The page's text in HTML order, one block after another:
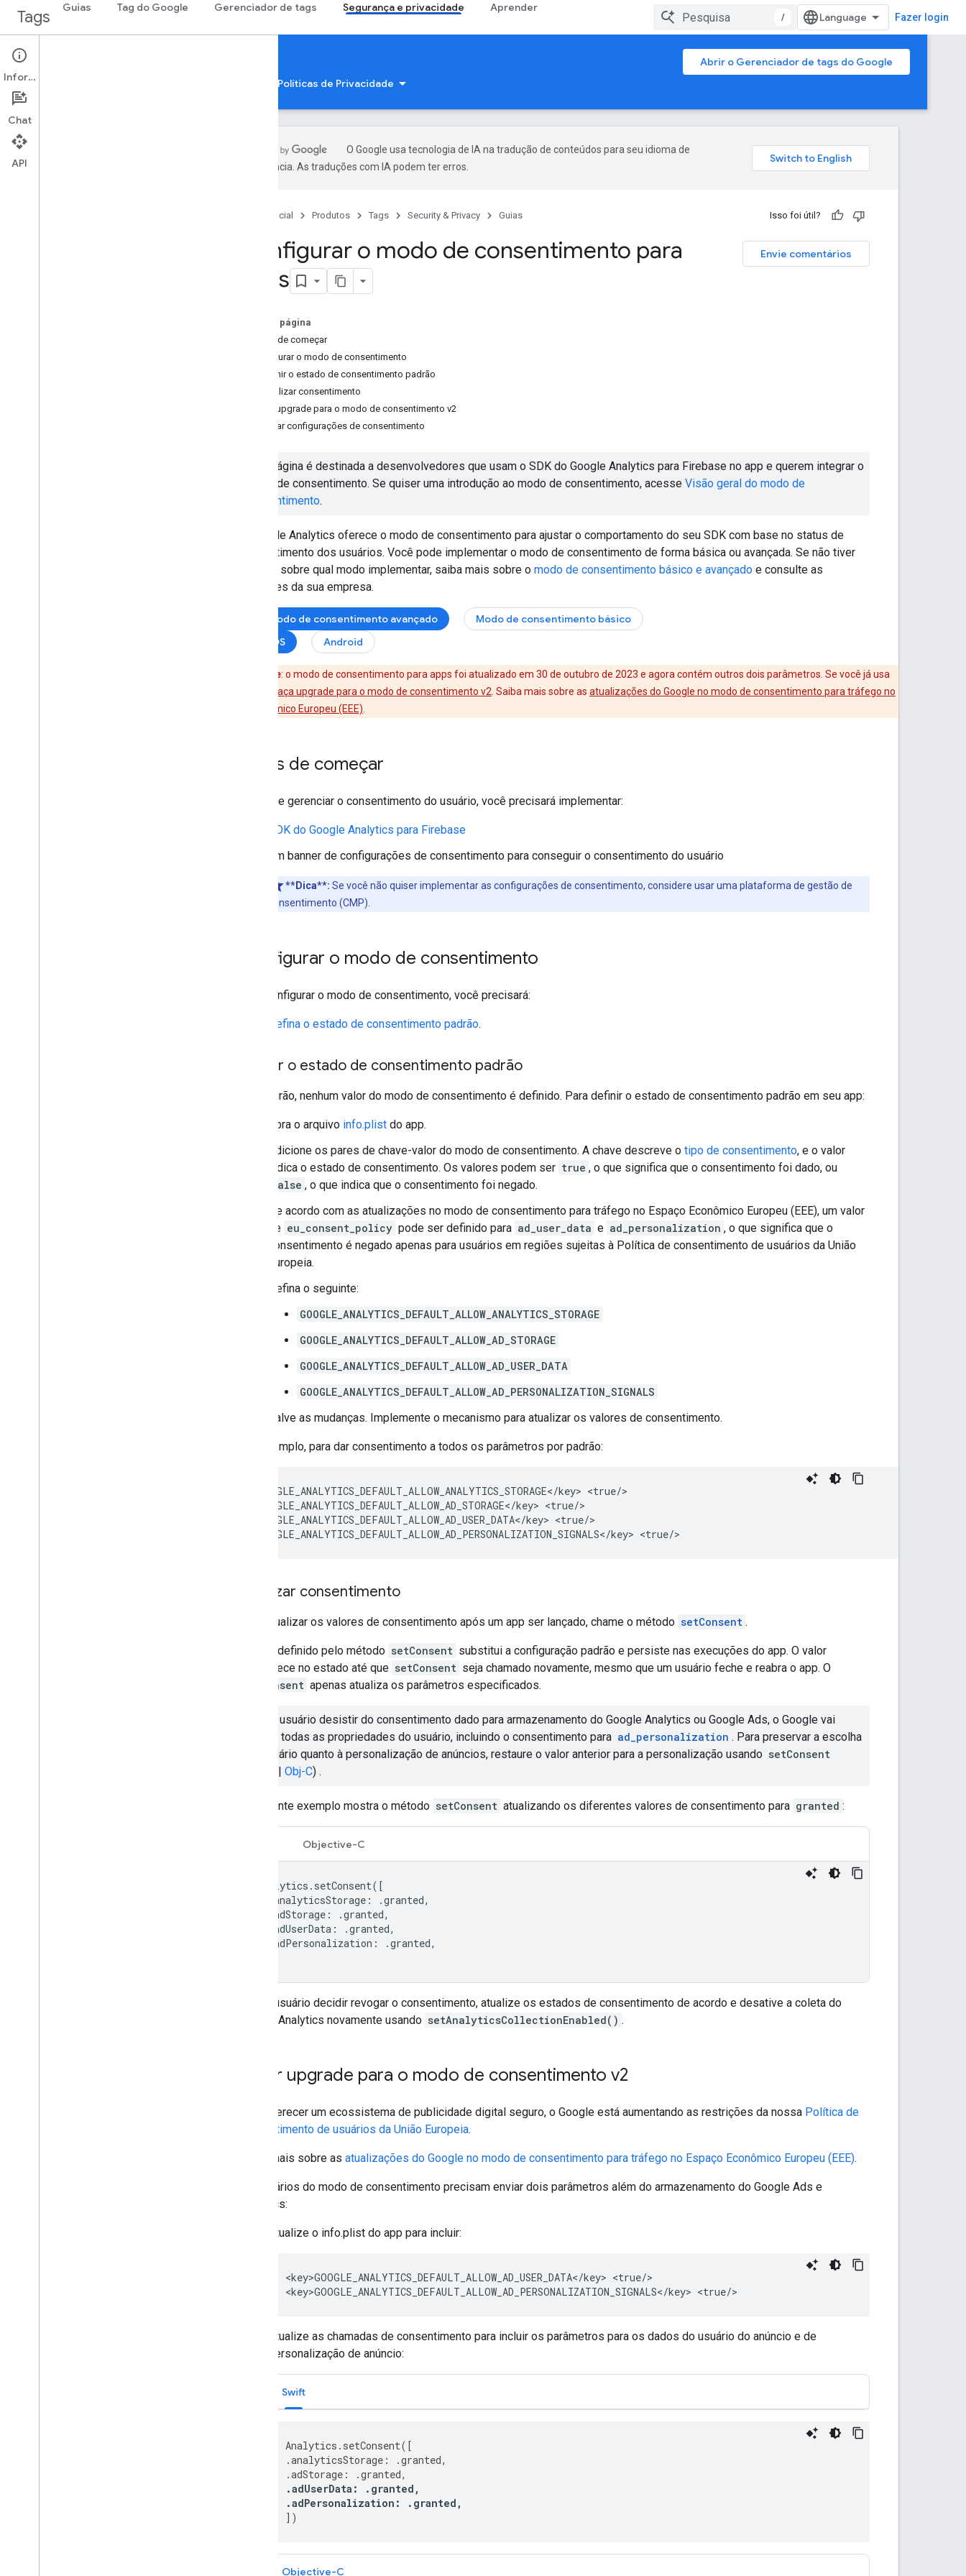
Tags Guias Tag do Google Gerenciador de tags Segurança e privacidade Aprender
/ Fazer login
Security & Privacy
Abrir o Gerenciador de tags do Google
Conceitos e práticas recomendadas
Políticas de Privacidade
O Google usa tecnologia de IA na tradução de conteúdos para seu idioma de
preferência. As traduções com IA podem ter erros.
Página inicial Produtos Tags Security & Privacy Guias Isso foi útil?
Envie comentários
Configurar o modo de consentimento para
apps
Nesta página
Antes de começar
Configurar o modo de consentimento
Definir o estado de consentimento padrão
Atualizar consentimento
Fazer upgrade para o modo de consentimento v2
Verificar configurações de consentimento
Esta página é destinada a desenvolvedores que usam o SDK do Google Analytics para Firebase no app e querem integrar o
modo de consentimento. Se quiser uma introdução ao modo de consentimento, acesse Visão geral do modo de
consentimento.
O Google Analytics oferece o modo de consentimento para ajustar o comportamento do seu SDK com base no status de
consentimento dos usuários. Você pode implementar o modo de consentimento de forma básica ou avançada. Se não tiver
certeza sobre qual modo implementar, saiba mais sobre o modo de consentimento básico e avançado e consulte as
diretrizes da sua empresa.
Modo de consentimento avançado
Modo de consentimento básico
iOS
Android
Importante: o modo de consentimento para apps foi atualizado em 30 de outubro de 2023 e agora contém outros dois parâmetros. Se você já usa
faça upgrade para o modo de consentimento v2 . Saiba mais sobre as atualizações do Google no modo de consentimento para tráfego no
Espaço Econômico Europeu (EEE)
Antes de começar
Antes de gerenciar o consentimento do usuário, você precisará implementar:
SDK do Google Analytics para Firebase
Um banner de configurações de consentimento para conseguir o consentimento do usuário
**Dica**: Se você não quiser implementar as configurações de consentimento, considere usar uma plataforma de gestão de
consentimento (CMP).
Configurar o modo de consentimento
Para configurar o modo de consentimento, você precisará:
Defina o estado de consentimento padrão.
Definir o estado de consentimento padrão
Por padrão, nenhum valor do modo de consentimento é definido. Para definir o estado de consentimento padrão em seu app:
Abra o arquivo info.plist do app.
Adicione os pares de chave-valor do modo de consentimento. A chave descreve o tipo de consentimento, e o valor
indica o estado de consentimento. Os valores podem ser true , o que significa que o consentimento foi dado, ou
false , o que indica que o consentimento foi negado.
De acordo com as atualizações no modo de consentimento para tráfego no Espaço Econômico Europeu (EEE), um valor
de eu_consent_policy pode ser definido para ad_user_data e ad_personalization , o que significa que o
consentimento é negado apenas para usuários em regiões sujeitas à Política de consentimento de usuários da União
Europeia.
Defina o seguinte:
GOOGLE_ANALYTICS_DEFAULT_ALLOW_ANALYTICS_STORAGE
GOOGLE_ANALYTICS_DEFAULT_ALLOW_AD_STORAGE
GOOGLE_ANALYTICS_DEFAULT_ALLOW_AD_USER_DATA
GOOGLE_ANALYTICS_DEFAULT_ALLOW_AD_PERSONALIZATION_SIGNALS
Salve as mudanças. Implemente o mecanismo para atualizar os valores de consentimento.
Por exemplo, para dar consentimento a todos os parâmetros por padrão:
<key>GOOGLE_ANALYTICS_DEFAULT_ALLOW_ANALYTICS_STORAGE</key> <true/>
<key>GOOGLE_ANALYTICS_DEFAULT_ALLOW_AD_STORAGE</key> <true/>
<key>GOOGLE_ANALYTICS_DEFAULT_ALLOW_AD_USER_DATA</key> <true/>
<key>GOOGLE_ANALYTICS_DEFAULT_ALLOW_AD_PERSONALIZATION_SIGNALS</key>
Atualizar consentimento
Para atualizar os valores de consentimento após um app ser lançado, chame o método setConsent .
O valor definido pelo método setConsent substitui a configuração padrão e persiste nas execuções do app. O valor
permanece no estado até que setConsent seja chamado novamente, mesmo que um usuário feche e reabra o app. O
setConsent apenas atualiza os parâmetros especificados.
Se um usuário desistir do consentimento dado para armazenamento do Google Analytics ou Google Ads, o Google vai
excluir todas as propriedades do usuário, incluindo o consentimento para ad_personalization . Para preservar a escolha
do usuário quanto à personalização de anúncios, restaure o valor anterior para a personalização usando setConsent
| Obj-C) .
O seguinte exemplo mostra o método setConsent atualizando os diferentes valores de consentimento para granted :
Objective-C
Analytics . setConsent([
analyticsStorage : .granted,
adStorage : .granted,
adUserData : .granted,
adPersonalization : .granted,
Se um usuário decidir revogar o consentimento, atualize os estados de consentimento de acordo e desative a coleta do
Google Analytics novamente usando setAnalyticsCollectionEnabled() .
Fazer upgrade para o modo de consentimento v2
Para oferecer um ecossistema de publicidade digital seguro, o Google está aumentando as restrições da nossa Política de
consentimento de usuários da União Europeia.
Saiba mais sobre as atualizações do Google no modo de consentimento para tráfego no Espaço Econômico Europeu (EEE).
Os usuários do modo de consentimento precisam enviar dois parâmetros além do armazenamento do Google Ads e
Analytics:
Atualize o info.plist do app para incluir:
<key>GOOGLE_ANALYTICS_DEFAULT_ALLOW_AD_USER_DATA</key> <true/>
<key>GOOGLE_ANALYTICS_DEFAULT_ALLOW_AD_PERSONALIZATION_SIGNALS</key>
Atualize as chamadas de consentimento para incluir os parâmetros para os dados do usuário do anúncio e de
personalização de anúncio:
Swift
Analytics . setConsent([
.analyticsStorage : .granted,
.adStorage : .granted,
.adUserData : . granted ,
.adPersonalization : . granted ,
])
Objective-C
Informações
Chat
API